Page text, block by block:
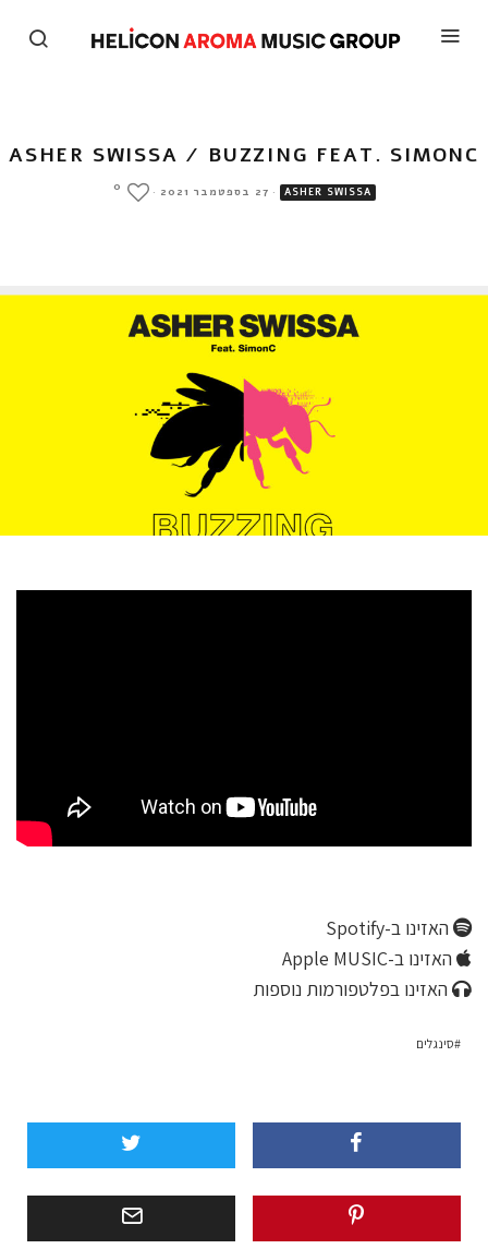
ASHER SWISSA / BUZZING FEAT. SIMONC
ASHER SWISSA
· 27 בספטמבר 2021 ·
0
האזינו ב-Spotify
האזינו ב-Apple MUSIC
האזינו בפלטפורמות נוספות
סינגלים